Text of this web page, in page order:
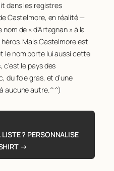
dans les registres
Castelmore, en réalité —
de « d’Artagnan » à la
Mais Castelmore est
le nom porte lui aussi cette
le pays des
du foie gras, et d’une
aucune autre.^^)
? PERSONNALISE
→